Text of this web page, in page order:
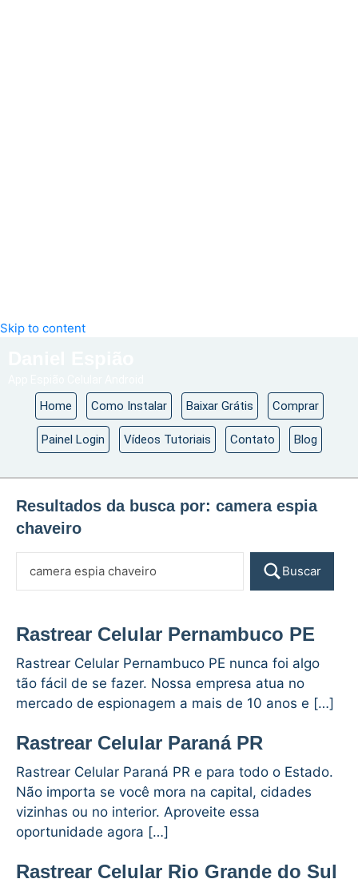
Skip to content
Home Como Instalar Baixar Grátis Comprar
Painel Login Vídeos Tutoriais Contato Blog
Resultados da busca por: camera espia
chaveiro
Buscar
Rastrear Celular Pernambuco PE
Rastrear Celular Pernambuco PE nunca foi algo
tão fácil de se fazer. Nossa empresa atua no
mercado de espionagem a mais de 10 anos e […]
Rastrear Celular Paraná PR
Rastrear Celular Paraná PR e para todo o Estado.
Não importa se você mora na capital, cidades
vizinhas ou no interior. Aproveite essa
oportunidade agora […]
Rastrear Celular Rio Grande do Sul